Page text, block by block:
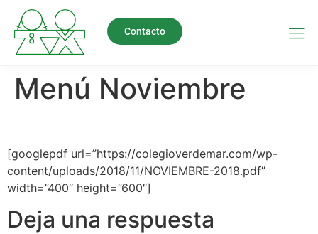
Contacto
Menú Noviembre
[googlepdf url=”https://colegioverdemar.com/wp-
content/uploads/2018/11/NOVIEMBRE-2018.pdf”
width=”400″ height=”600″]
Deja una respuesta